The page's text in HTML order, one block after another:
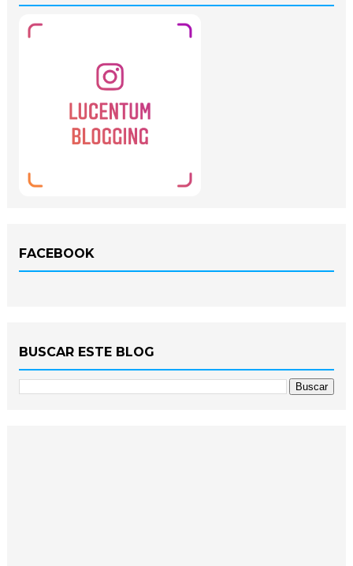
FACEBOOK
BUSCAR ESTE BLOG